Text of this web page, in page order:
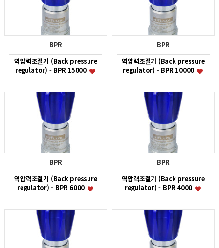
BPR
역압력조절기 (Back pressure
regulator) - BPR 15000
BPR
역압력조절기 (Back pressure
regulator) - BPR 10000
BPR
역압력조절기 (Back pressure
regulator) - BPR 6000
BPR
역압력조절기 (Back pressure
regulator) - BPR 4000